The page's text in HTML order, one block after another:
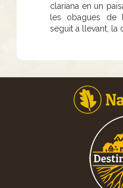
clariana en un
les obagues de
seguit a llevant, la